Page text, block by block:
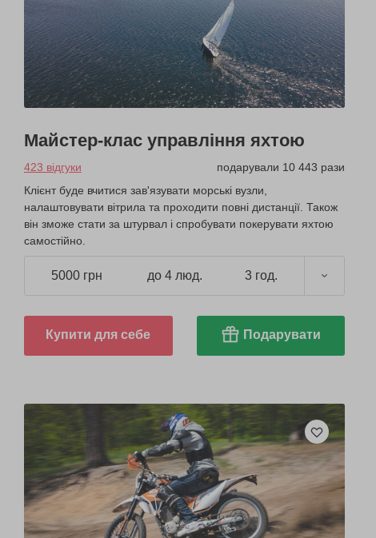
Майстер-клас управління яхтою
423 відгуки
подарували 10 443 рази
Клієнт буде вчитися зав'язувати морські вузли,
налаштовувати вітрила та проходити повні дистанції. Також
він зможе стати за штурвал і спробувати покерувати яхтою
самостійно.
5000 грн до 4 люд. 3 год.
Купити для себе Подарувати